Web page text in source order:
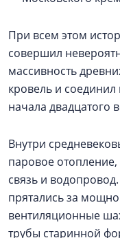
При всем этом
совершил
массивность
кровель и
начала двадцатого
Внутри
паровое отопление,
связь и
прятались за
вентиляционные
трубы старинной